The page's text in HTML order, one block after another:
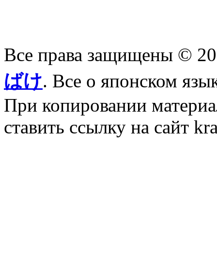
Все права защищены ©
ばけ. Все о японском
При копировании
ставить ссылку на сайт